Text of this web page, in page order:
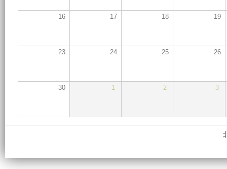
16 17 18 19
23 24 25 26
30 1 2 3